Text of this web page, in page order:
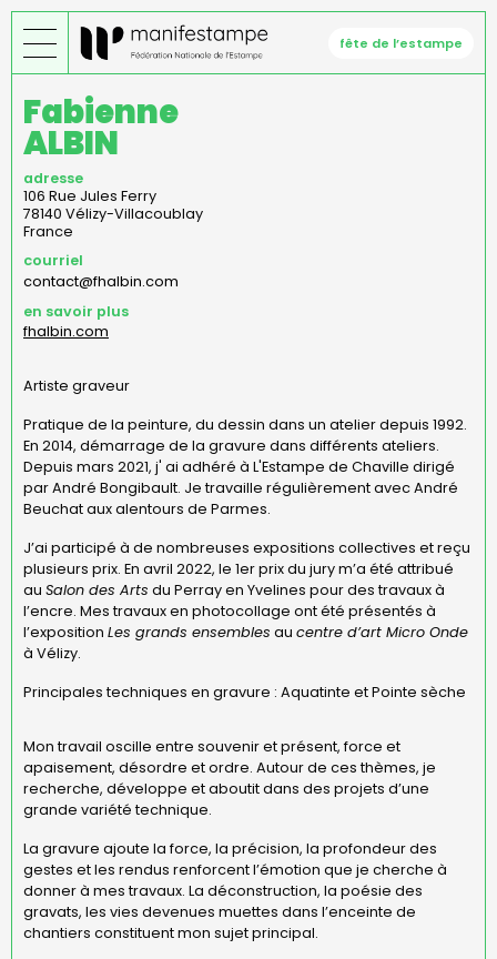
Aller
au
contenu
principal
fête de l’estampe
Fabienne
ALBIN
adresse
106 Rue Jules Ferry
78140 Vélizy-Villacoublay
France
courriel
contact@fhalbin.com
en savoir plus
fhalbin.com
Artiste graveur
Pratique de la peinture, du dessin dans un atelier depuis 1992.
En 2014, démarrage de la gravure dans différents ateliers.
Depuis mars 2021, j' ai adhéré à L'Estampe de Chaville dirigé
par André Bongibault. Je travaille régulièrement avec André
Beuchat aux alentours de Parmes.
J’ai participé à de nombreuses expositions collectives et reçu
plusieurs prix. En avril 2022, le 1er prix du jury m’a été attribué
au Salon des Arts du Perray en Yvelines pour des travaux à
l’encre. Mes travaux en photocollage ont été présentés à
l’exposition Les grands ensembles au centre d’art Micro Onde
à Vélizy.
Principales techniques en gravure : Aquatinte et Pointe sèche
Mon travail oscille entre souvenir et présent, force et
apaisement, désordre et ordre. Autour de ces thèmes, je
recherche, développe et aboutit dans des projets d’une
grande variété technique.
La gravure ajoute la force, la précision, la profondeur des
gestes et les rendus renforcent l’émotion que je cherche à
donner à mes travaux. La déconstruction, la poésie des
gravats, les vies devenues muettes dans l’enceinte de
chantiers constituent mon sujet principal.